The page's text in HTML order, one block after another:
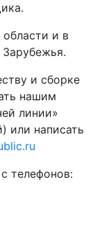
и в
и сборке
нашим
линии»
или написать
телефонов: